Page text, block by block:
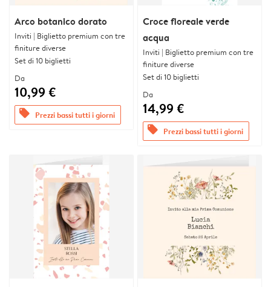
Arco botanico dorato
Inviti | Biglietto premium con tre
finiture diverse
Set di 10 biglietti
Da
10,99 €
offers Prezzi bassi tutti i giorni
Croce floreale verde
acqua
Inviti | Biglietto premium con tre
finiture diverse
Set di 10 biglietti
Da
14,99 €
offers Prezzi bassi tutti i giorni